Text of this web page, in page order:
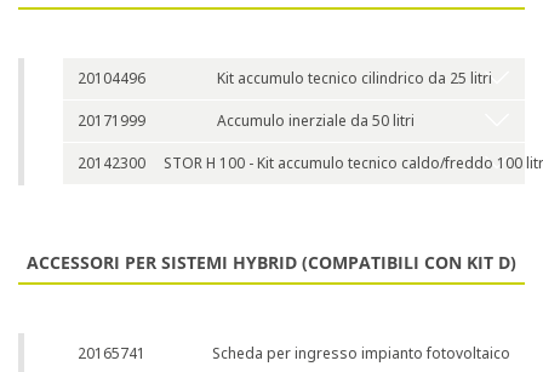
20104496 Kit accumulo tecnico cilindrico da 25 litri
20171999 Accumulo inerziale da 50 litri
20142300 STOR H 100 - Kit accumulo tecnico caldo/freddo 100
ACCESSORI PER SISTEMI HYBRID (COMPATIBILI CON KIT D)
20165741 Scheda per ingresso impianto fotovoltaico